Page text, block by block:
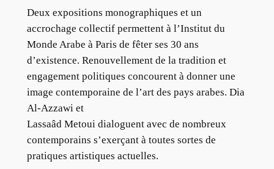
Deux expositions monographiques et un
accrochage collectif permettent à l’Institut du
Monde Arabe à Paris de fêter ses 30 ans
d’existence. Renouvellement de la tradition et
engagement politiques concourent à donner une
image contemporaine de l’art des pays arabes. Dia
Al-Azzawi et
Lassaâd Metoui dialoguent avec de nombreux
contemporains s’exerçant à toutes sortes de
pratiques artistiques actuelles.